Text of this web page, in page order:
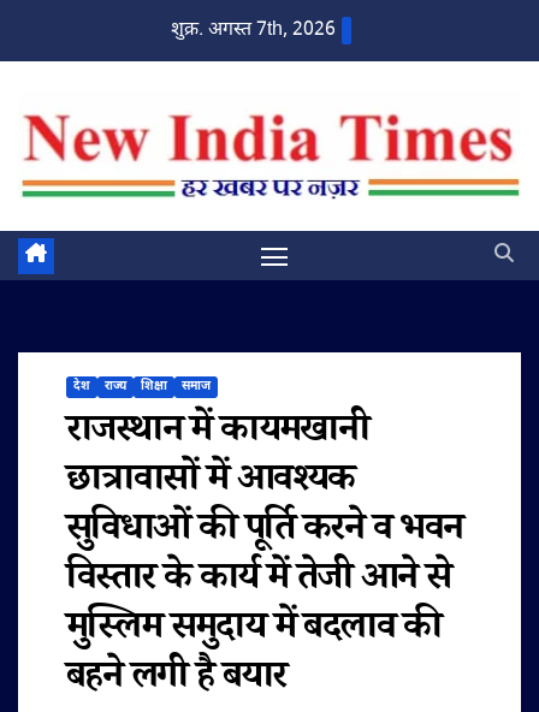
शुक्र. अगस्त 7th, 2026
देश राज्य शिक्षा समाज
राजस्थान में कायमखानी
छात्रावासों में आवश्यक
सुविधाओं की पूर्ति करने व भवन
विस्तार के कार्य में तेजी आने से
मुस्लिम समुदाय में बदलाव की
बहने लगी है बयार